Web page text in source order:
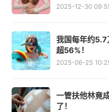
2025-12-30
我国每年约5.7
超56%！
2025-06-25
一管扶他林竟
了！